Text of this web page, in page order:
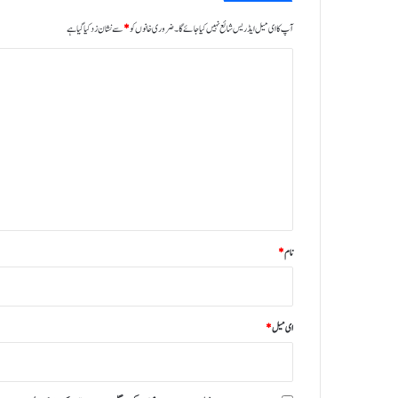
آپ کا ای میل ایڈریس شائع نہیں کیا جائے گا۔ضروری خانوں کو*سے نشان زد کیا گیا ہے
نام*
ای میل*